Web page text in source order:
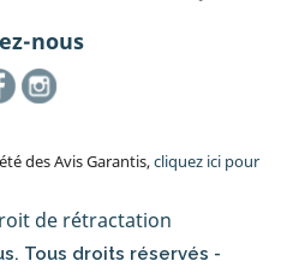
nous
FacebookInstagram
des Avis Garantis,cliquez ici pour
de rétractation
Tous droits réservés -